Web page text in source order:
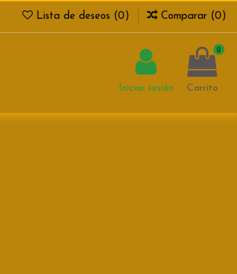
Lista de deseos (0 ) Comparar (0 )
Iniciar sesión
0
Carrito